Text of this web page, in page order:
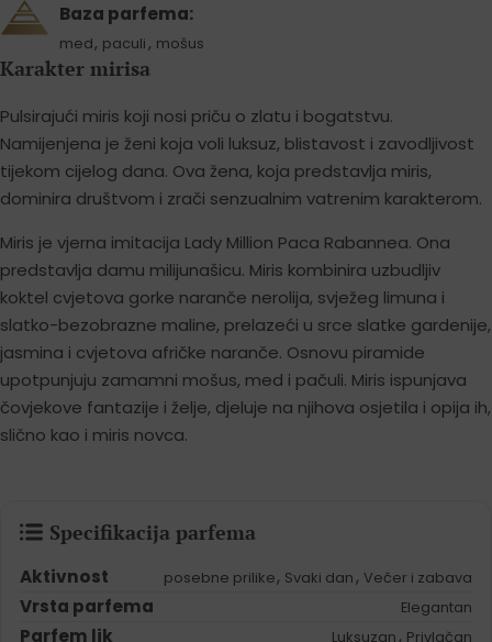
Baza parfema:
med, paculi, mošus
Karakter mirisa
Pulsirajući miris koji nosi priču o zlatu i bogatstvu.
Namijenjena je ženi koja voli luksuz, blistavost i zavodljivost
tijekom cijelog dana. Ova žena, koja predstavlja miris,
dominira društvom i zrači senzualnim vatrenim karakterom.
Miris je vjerna imitacija Lady Million Paca Rabannea. Ona
predstavlja damu milijunašicu. Miris kombinira uzbudljiv
koktel cvjetova gorke naranče nerolija, svježeg limuna i
slatko-bezobrazne maline, prelazeći u srce slatke gardenije,
jasmina i cvjetova afričke naranče. Osnovu piramide
upotpunjuju zamamni mošus, med i pačuli. Miris ispunjava
čovjekove fantazije i želje, djeluje na njihova osjetila i opija ih,
slično kao i miris novca.
Specifikacija parfema
Aktivnost posebne prilike, Svaki dan, Večer i zabava
Vrsta parfema Elegantan
Parfem lik Luksuzan, Privlačan